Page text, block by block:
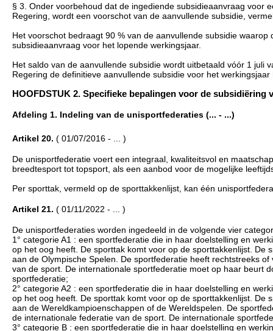
§ 3. Onder voorbehoud dat de ingediende subsidieaanvraag voor
Regering, wordt een voorschot van de aanvullende subsidie,
Het voorschot bedraagt 90 % van de aanvullende subsidie
subsidieaanvraag voor het lopende werkingsjaar.
Het saldo van de aanvullende subsidie wordt uitbetaald vóór 1 juli
Regering de definitieve aanvullende subsidie voor het
HOOFDSTUK 2. Specifieke bepalingen voor de subsidiëring
Afdeling 1. Indeling van de unisportfederaties (... - ...)
Artikel 20. ( 01/07/2016 - ... )
De unisportfederatie voert een integraal, kwaliteitsvol en
breedtesport tot topsport, als een aanbod voor de mogelijke
Per sporttak, vermeld op de sporttakkenlijst, kan één
Artikel 21. ( 01/11/2022 - ... )
De unisportfederaties worden ingedeeld in de volgende vier
1° categorie A1 : een sportfederatie die in haar doelstelling en
op het oog heeft. De sporttak komt voor op de sporttakkenlijst.
aan de Olympische Spelen. De sportfederatie heeft rechtstreeks
van de sport. De internationale sportfederatie moet op haar beurt
sportfederatie;
2° categorie A2 : een sportfederatie die in haar doelstelling en
op het oog heeft. De sporttak komt voor op de sporttakkenlijst.
aan de Wereldkampioenschappen of de Wereldspelen. De
de internationale federatie van de sport. De internationale
3° categorie B : een sportfederatie die in haar doelstelling en